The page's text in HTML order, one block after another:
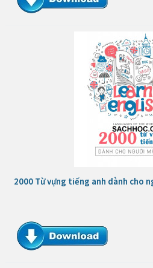
2000 Từ vựng tiếng anh dành cho